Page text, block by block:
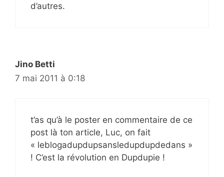
d’autres.
Jino Betti
7 mai 2011 à 0:18
t’as qu’à le poster en commentaire de ce
post là ton article, Luc, on fait
« leblogadupdupsansledupdupdedans »
! C’est la révolution en Dupdupie !